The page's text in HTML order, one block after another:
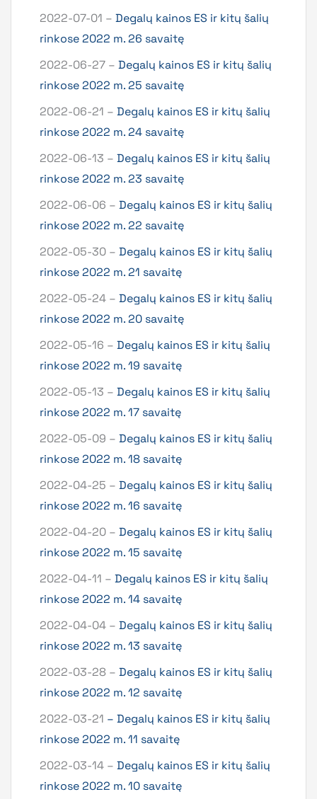
2022-07-01 – Degalų kainos ES ir kitų šalių
rinkose 2022 m. 26 savaitę
2022-06-27 – Degalų kainos ES ir kitų šalių
rinkose 2022 m. 25 savaitę
2022-06-21 – Degalų kainos ES ir kitų šalių
rinkose 2022 m. 24 savaitę
2022-06-13 – Degalų kainos ES ir kitų šalių
rinkose 2022 m. 23 savaitę
2022-06-06 – Degalų kainos ES ir kitų šalių
rinkose 2022 m. 22 savaitę
2022-05-30 – Degalų kainos ES ir kitų šalių
rinkose 2022 m. 21 savaitę
2022-05-24 – Degalų kainos ES ir kitų šalių
rinkose 2022 m. 20 savaitę
2022-05-16 – Degalų kainos ES ir kitų šalių
rinkose 2022 m. 19 savaitę
2022-05-13 – Degalų kainos ES ir kitų šalių
rinkose 2022 m. 17 savaitę
2022-05-09 – Degalų kainos ES ir kitų šalių
rinkose 2022 m. 18 savaitę
2022-04-25 – Degalų kainos ES ir kitų šalių
rinkose 2022 m. 16 savaitę
2022-04-20 – Degalų kainos ES ir kitų šalių
rinkose 2022 m. 15 savaitę
2022-04-11 – Degalų kainos ES ir kitų šalių
rinkose 2022 m. 14 savaitę
2022-04-04 – Degalų kainos ES ir kitų šalių
rinkose 2022 m. 13 savaitę
2022-03-28 – Degalų kainos ES ir kitų šalių
rinkose 2022 m. 12 savaitę
2022-03-21 – Degalų kainos ES ir kitų šalių
rinkose 2022 m. 11 savaitę
2022-03-14 – Degalų kainos ES ir kitų šalių
rinkose 2022 m. 10 savaitę